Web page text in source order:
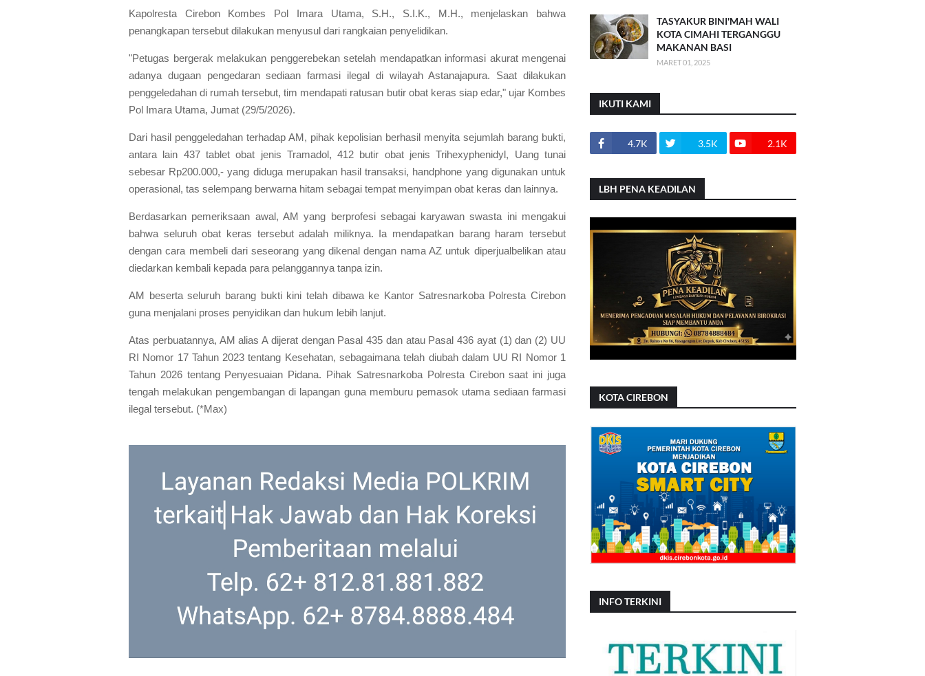
Kapolresta Cirebon Kombes Pol Imara Utama, S.H., S.I.K., M.H., menjelaskan bahwa
penangkapan tersebut dilakukan menyusul dari rangkaian penyelidikan.
"Petugas bergerak melakukan penggerebekan setelah mendapatkan informasi akurat mengenai
adanya dugaan pengedaran sediaan farmasi ilegal di wilayah Astanajapura. Saat dilakukan
penggeledahan di rumah tersebut, tim mendapati ratusan butir obat keras siap edar," ujar Kombes
Pol Imara Utama, Jumat (29/5/2026).
Dari hasil penggeledahan terhadap AM, pihak kepolisian berhasil menyita sejumlah barang bukti,
antara lain 437 tablet obat jenis Tramadol, 412 butir obat jenis Trihexyphenidyl, Uang tunai
sebesar Rp200.000,- yang diduga merupakan hasil transaksi, handphone yang digunakan untuk
operasional, tas selempang berwarna hitam sebagai tempat menyimpan obat keras dan lainnya.
Berdasarkan pemeriksaan awal, AM yang berprofesi sebagai karyawan swasta ini mengakui
bahwa seluruh obat keras tersebut adalah miliknya. Ia mendapatkan barang haram tersebut
dengan cara membeli dari seseorang yang dikenal dengan nama AZ untuk diperjualbelikan atau
diedarkan kembali kepada para pelanggannya tanpa izin.
AM beserta seluruh barang bukti kini telah dibawa ke Kantor Satresnarkoba Polresta Cirebon
guna menjalani proses penyidikan dan hukum lebih lanjut.
Atas perbuatannya, AM alias A dijerat dengan Pasal 435 dan atau Pasal 436 ayat (1) dan (2) UU
RI Nomor 17 Tahun 2023 tentang Kesehatan, sebagaimana telah diubah dalam UU RI Nomor 1
Tahun 2026 tentang Penyesuaian Pidana. Pihak Satresnarkoba Polresta Cirebon saat ini juga
tengah melakukan pengembangan di lapangan guna memburu pemasok utama sediaan farmasi
ilegal tersebut. (*Max)
TASYAKUR BINI'MAH WALI
KOTA CIMAHI TERGANGGU
MAKANAN BASI
MARET 01, 2025
IKUTI KAMI
4.7K 3.5K 2.1K
LBH PENA KEADILAN
KOTA CIREBON
INFO TERKINI